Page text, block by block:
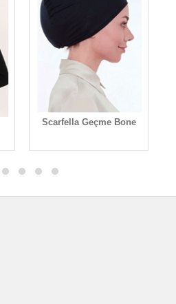
Scarfella Geçme Bone